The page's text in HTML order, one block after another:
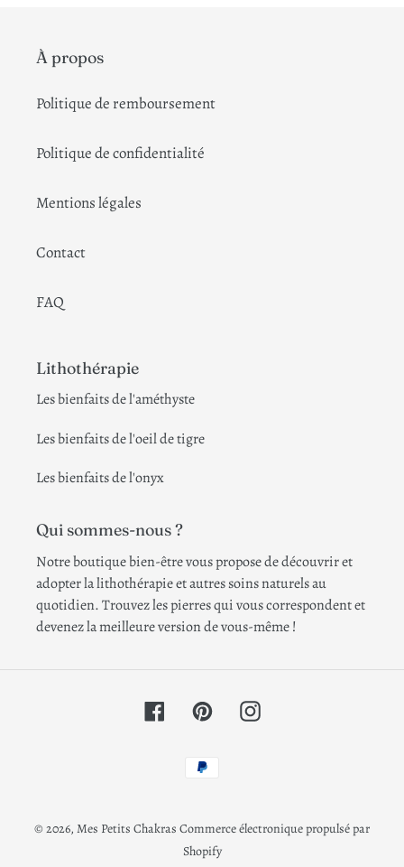
À propos
Politique de remboursement
Politique de confidentialité
Mentions légales
Contact
FAQ
Lithothérapie
Les bienfaits de l'améthyste
Les bienfaits de l'oeil de tigre
Les bienfaits de l'onyx
Qui sommes-nous ?
Notre boutique bien-être vous propose de découvrir et
adopter la lithothérapie et autres soins naturels au
quotidien. Trouvez les pierres qui vous correspondent et
devenez la meilleure version de vous-même !
FacebookPinterestInstagram
Moyens
© 2026, Mes Petits Chakras Commerce électronique propulsé par
Shopify